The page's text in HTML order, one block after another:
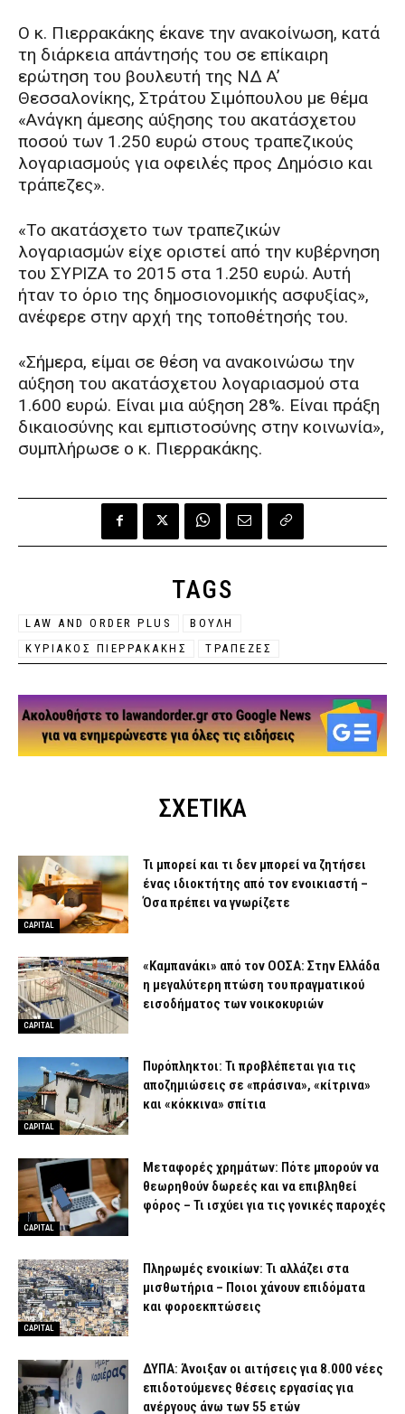
Ο κ. Πιερρακάκης έκανε την ανακοίνωση, κατά
τη διάρκεια απάντησής του σε επίκαιρη
ερώτηση του βουλευτή της ΝΔ A’
Θεσσαλονίκης, Στράτου Σιμόπουλου με θέμα
«Ανάγκη άμεσης αύξησης του ακατάσχετου
ποσού των 1.250 ευρώ στους τραπεζικούς
λογαριασμούς για οφειλές προς Δημόσιο και
τράπεζες».
«Το ακατάσχετο των τραπεζικών
λογαριασμών είχε οριστεί από την κυβέρνηση
του ΣΥΡΙΖΑ το 2015 στα 1.250 ευρώ. Αυτή
ήταν το όριο της δημοσιονομικής ασφυξίας»,
ανέφερε στην αρχή της τοποθέτησής του.
«Σήμερα, είμαι σε θέση να ανακοινώσω την
αύξηση του ακατάσχετου λογαριασμού στα
1.600 ευρώ. Είναι μια αύξηση 28%. Είναι πράξη
δικαιοσύνης και εμπιστοσύνης στην κοινωνία»,
συμπλήρωσε ο κ. Πιερρακάκης.
TAGS
LAW AND ORDER PLUS
ΒΟΥΛΗ
ΚΥΡΙΑΚΟΣ ΠΙΕΡΡΑΚΑΚΗΣ
ΤΡΑΠΕΖΕΣ
ΣΧΕΤΙΚΑ
CAPITAL
Τι μπορεί και τι δεν μπορεί να ζητήσει
ένας ιδιοκτήτης από τον ενοικιαστή –
Όσα πρέπει να γνωρίζετε
CAPITAL
«Καμπανάκι» από τον ΟΟΣΑ: Στην Ελλάδα
η μεγαλύτερη πτώση του πραγματικού
εισοδήματος των νοικοκυριών
CAPITAL
Πυρόπληκτοι: Τι προβλέπεται για τις
αποζημιώσεις σε «πράσινα», «κίτρινα»
και «κόκκινα» σπίτια
CAPITAL
Μεταφορές χρημάτων: Πότε μπορούν να
θεωρηθούν δωρεές και να επιβληθεί
φόρος – Τι ισχύει για τις γονικές παροχές
CAPITAL
Πληρωμές ενοικίων: Τι αλλάζει στα
μισθωτήρια – Ποιοι χάνουν επιδόματα
και φοροεκπτώσεις
ΔΥΠΑ: Άνοιξαν οι αιτήσεις για 8.000 νέες
επιδοτούμενες θέσεις εργασίας για
ανέργους άνω των 55 ετών